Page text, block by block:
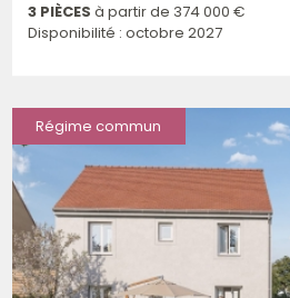
3 PIÈCES à partir de 374 000 €
Disponibilité : octobre 2027
Régime commun